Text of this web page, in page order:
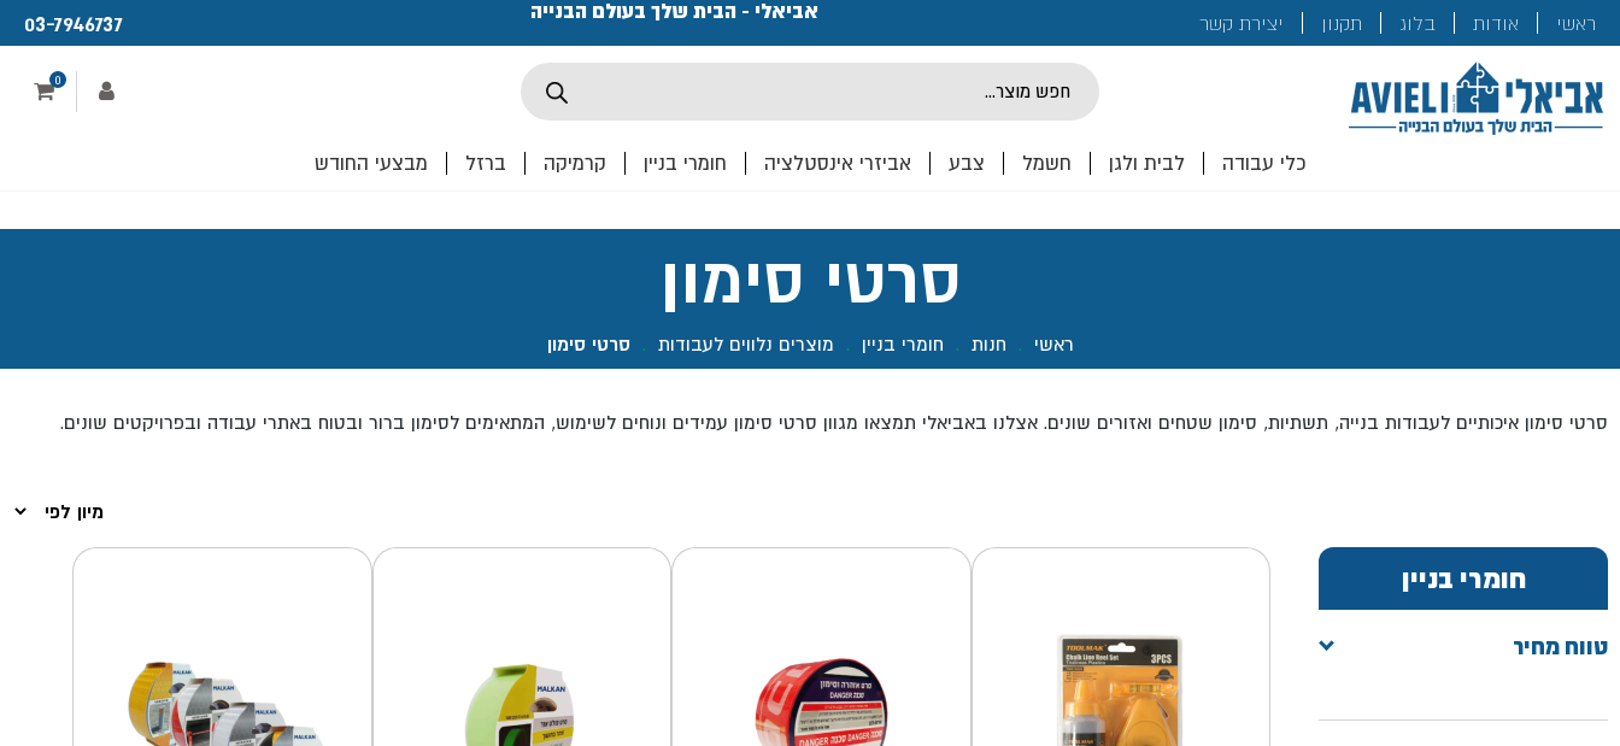
ראשי אודות בלוג תקנון יצירת קשרלכם!
אביאלי - הבית שלך בעולם הבנייה 03-7946737
Products
search
0
כלי עבודה לבית ולגן חשמל צבע אביזרי אינסטלציה חומרי בניין קרמיקה ברזל מבצעי החודש
סרטי סימון
ראשי . חנות . חומרי בניין . מוצרים נלווים לעבודות . סרטי סימון
סרטי סימון איכותיים לעבודות בנייה, תשתיות, סימון שטחים ואזורים שונים. אצלנו באביאלי תמצאו מגוון סרטי סימון עמידים ונוחים לשימוש, המתאימים לסימון ברור ובטוח באתרי עבודה ובפרויקטים שונים.
חומרי בניין
טווח מחיר